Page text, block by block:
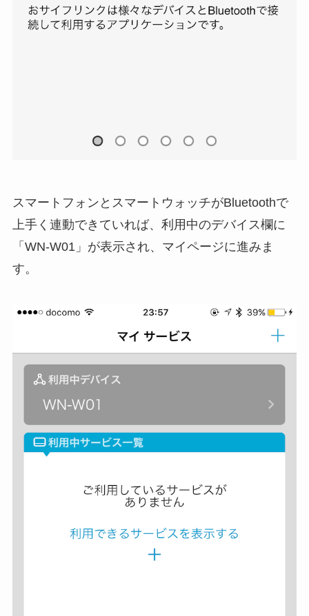
スマートフォンとスマートウォッチがBluetoothで
上手く連動できていれば、利用中のデバイス欄に
「WN-W01」が表示され、マイページに進みま
す。